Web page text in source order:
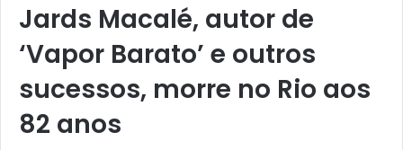
Jards Macalé, autor de
‘Vapor Barato’ e outros
sucessos, morre no Rio aos
82 anos